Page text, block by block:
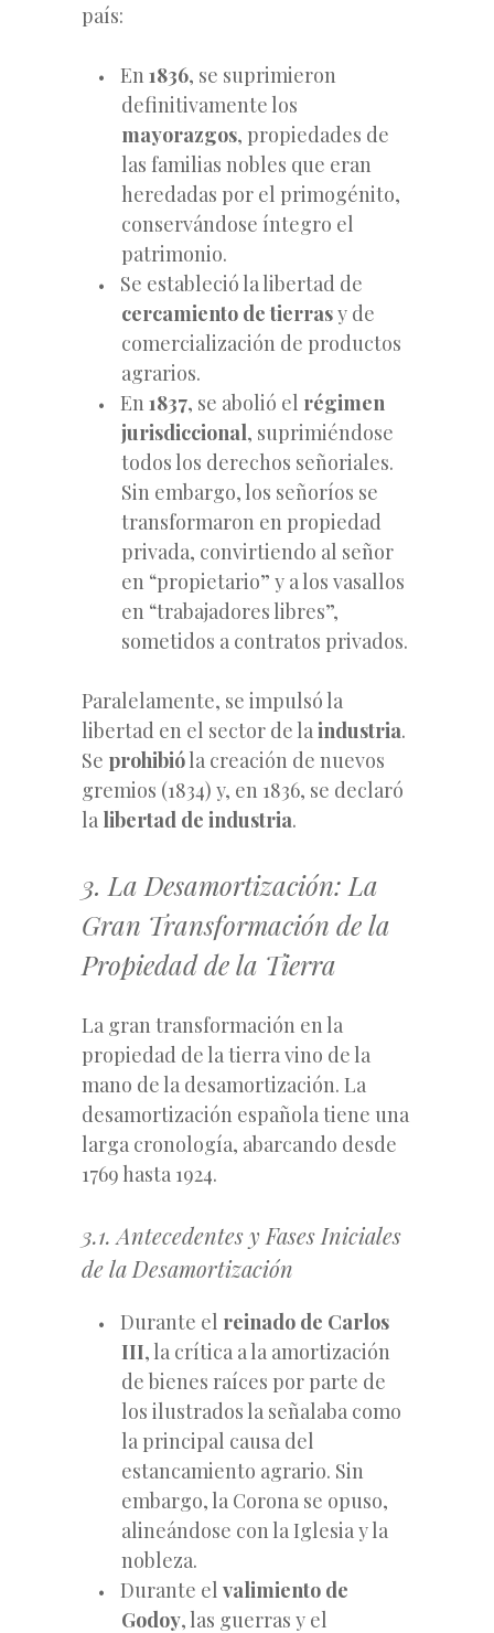
país:
En 1836, se suprimieron
definitivamente los
mayorazgos, propiedades de
las familias nobles que eran
heredadas por el primogénito,
conservándose íntegro el
patrimonio.
Se estableció la libertad de
cercamiento de tierrasy de
comercialización de productos
agrarios.
En 1837, se abolió el régimen
jurisdiccional, suprimiéndose
todos los derechos señoriales.
Sin embargo, los señoríos se
transformaron en propiedad
privada, convirtiendo al señor
en “propietario” y a los vasallos
en “trabajadores libres”,
sometidos a contratos privados.
Paralelamente, se impulsó la
libertad en el sector de laindustria.
Se prohibióla creación de nuevos
gremios (1834) y, en 1836, se declaró
la libertad de industria.
3. La Desamortización: La
Gran Transformación de la
Propiedad de la Tierra
La gran transformación en la
propiedad de la tierra vino de la
mano de la desamortización. La
desamortización española tiene una
larga cronología, abarcando desde
1769 hasta 1924.
3.1. Antecedentes y Fases Iniciales
de la Desamortización
Durante el reinado de Carlos
III, la crítica a la amortización
de bienes raíces por parte de
los ilustrados la señalaba como
la principal causa del
estancamiento agrario. Sin
embargo, la Corona se opuso,
alineándose con la Iglesia y la
nobleza.
Durante el valimiento de
Godoy, las guerras y el